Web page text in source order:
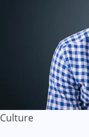
Culture